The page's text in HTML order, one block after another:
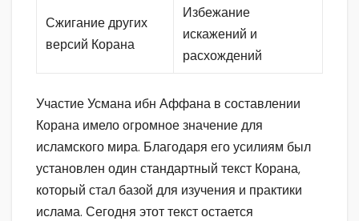
Сжигание других
версий Корана
Избежание
искажений и
расхождений
Участие Усмана ибн Аффана в составлении
Корана имело огромное значение для
исламского мира. Благодаря его усилиям был
установлен один стандартный текст Корана,
который стал базой для изучения и практики
ислама. Сегодня этот текст остается